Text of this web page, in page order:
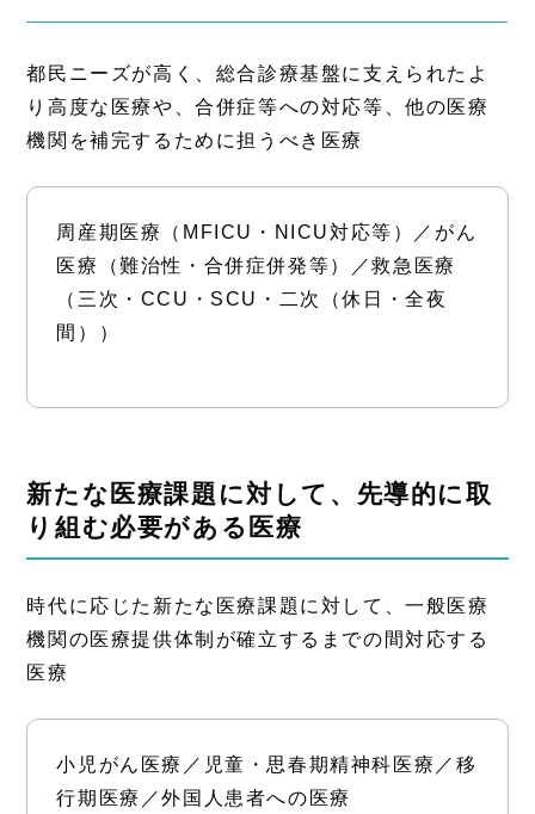
都民ニーズが高く、総合診療基盤に支えられたよ
り高度な医療や、合併症等への対応等、他の医療
機関を補完するために担うべき医療
周産期医療（MFICU・NICU対応等）／がん
医療（難治性・合併症併発等）／救急医療
（三次・CCU・SCU・二次（休日・全夜
間））
新たな医療課題に対して、先導的に取
り組む必要がある医療
時代に応じた新たな医療課題に対して、一般医療
機関の医療提供体制が確立するまでの間対応する
医療
小児がん医療／児童・思春期精神科医療／移
行期医療／外国人患者への医療